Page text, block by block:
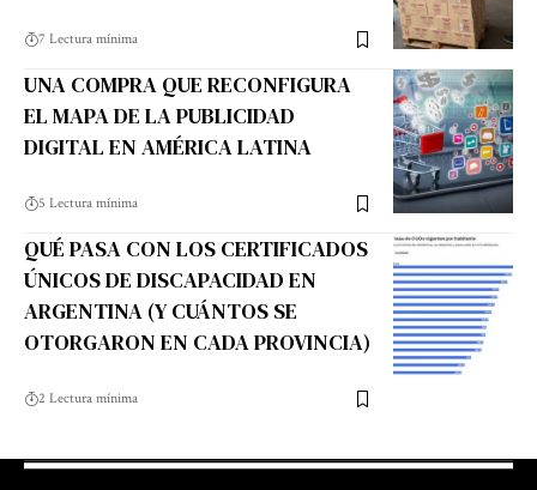
7 Lectura mínima
UNA COMPRA QUE RECONFIGURA
EL MAPA DE LA PUBLICIDAD
DIGITAL EN AMÉRICA LATINA
5 Lectura mínima
QUÉ PASA CON LOS CERTIFICADOS
ÚNICOS DE DISCAPACIDAD EN
ARGENTINA (Y CUÁNTOS SE
OTORGARON EN CADA PROVINCIA)
2 Lectura mínima